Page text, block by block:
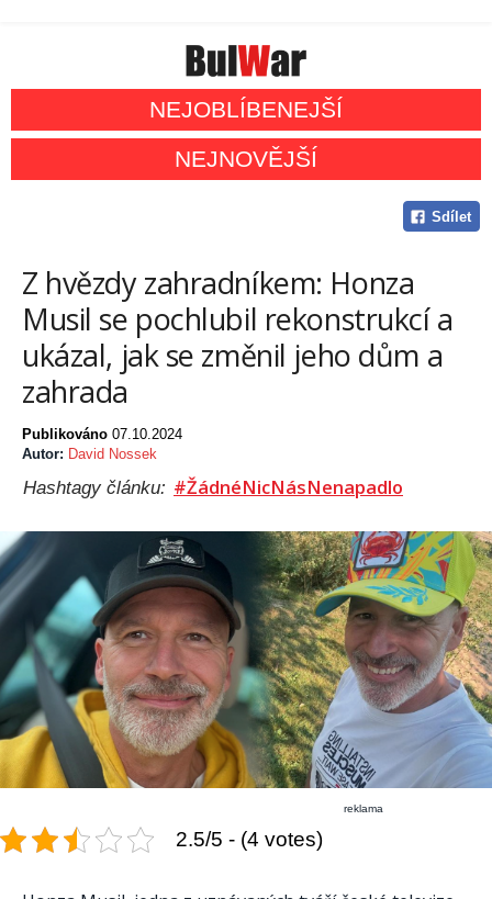
NEJOBLÍBENEJŠÍ
NEJNOVĚJŠÍ
Sdílet
Z hvězdy zahradníkem: Honza
Musil se pochlubil rekonstrukcí a
ukázal, jak se změnil jeho dům a
zahrada
Publikováno 07.10.2024
Autor: David Nossek
Hashtagy článku: #ŽádnéNicNásNenapadlo
reklama
2.5/5 - (4 votes)